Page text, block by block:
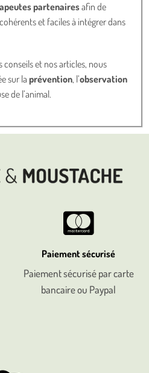
partenairesafin de
et faciles à intégrer dans
conseils et nos articles, nous
sur la prévention, l’observation
de l’animal.
Paiement sécurisé
Paiement sécurisé par carte
bancaire ou Paypal